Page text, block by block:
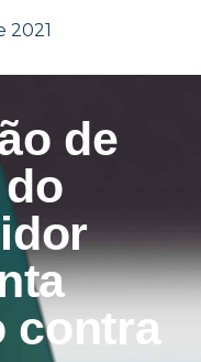
2021
de
contra